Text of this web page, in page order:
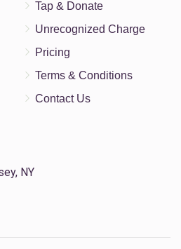
Tap & Donate
Unrecognized Charge
Pricing
Terms & Conditions
Contact Us
NY